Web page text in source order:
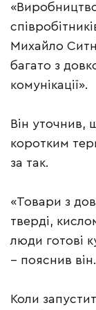
Михайло
багато з
комунікації».
Він уточнив,
коротким
за так.
«Товари з
тверді,
люди готові
– пояснив він.
Коли